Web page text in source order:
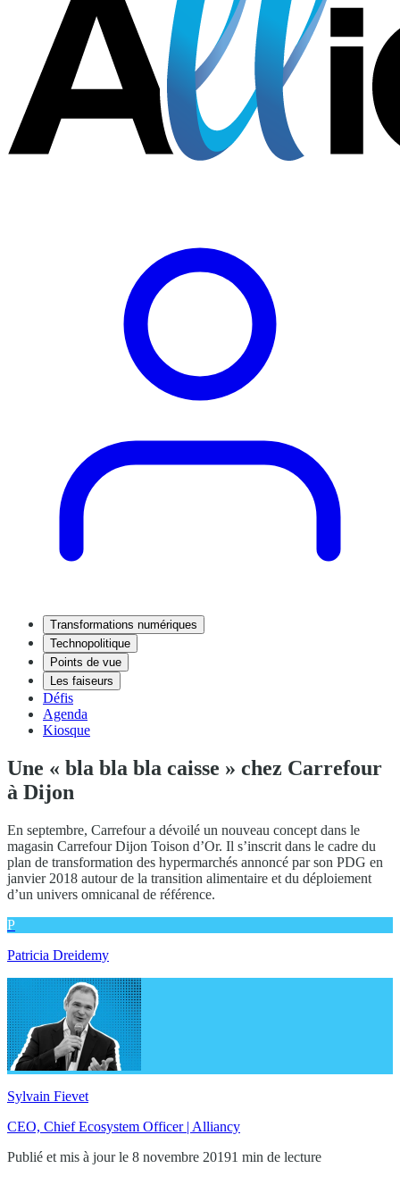
Transformations numériques
Technopolitique
Points de vue
Les faiseurs
Défis
Agenda
Kiosque
Une « bla bla bla caisse » chez Carrefour
à Dijon
En septembre, Carrefour a dévoilé un nouveau concept dans le
magasin Carrefour Dijon Toison d’Or. Il s’inscrit dans le cadre du
plan de transformation des hypermarchés annoncé par son PDG en
janvier 2018 autour de la transition alimentaire et du déploiement
d’un univers omnicanal de référence.
P
Patricia Dreidemy
Sylvain Fievet
CEO, Chief Ecosystem Officer | Alliancy
Publié et mis à jour le 8 novembre 20191 min de lecture